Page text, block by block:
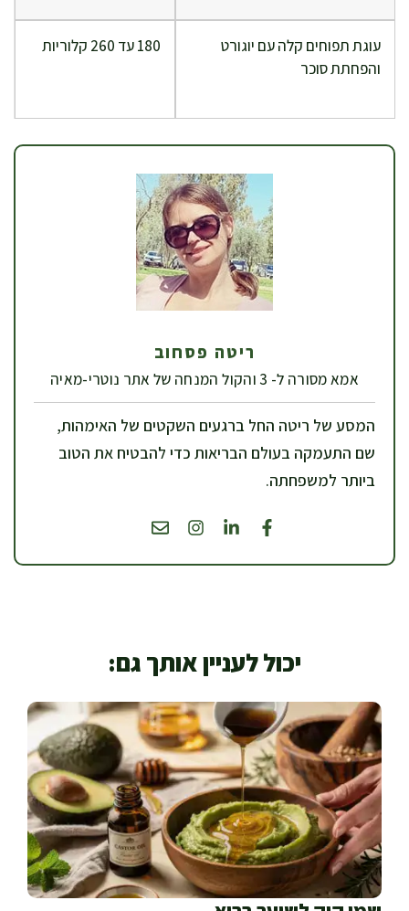
עוגת תפוחים קלה עם יוגורט
והפחתת סוכר
180 עד 260 קלוריות
ריטה פסחוב
אמא מסורה ל- 3 והקול המנחה של אתר נוטרי-מאיה
המסע של ריטה החל ברגעים השקטים של האימהות,
שם התעמקה בעולם הבריאות כדי להבטיח את הטוב
ביותר למשפחתה.
יכול לעניין אותך גם: